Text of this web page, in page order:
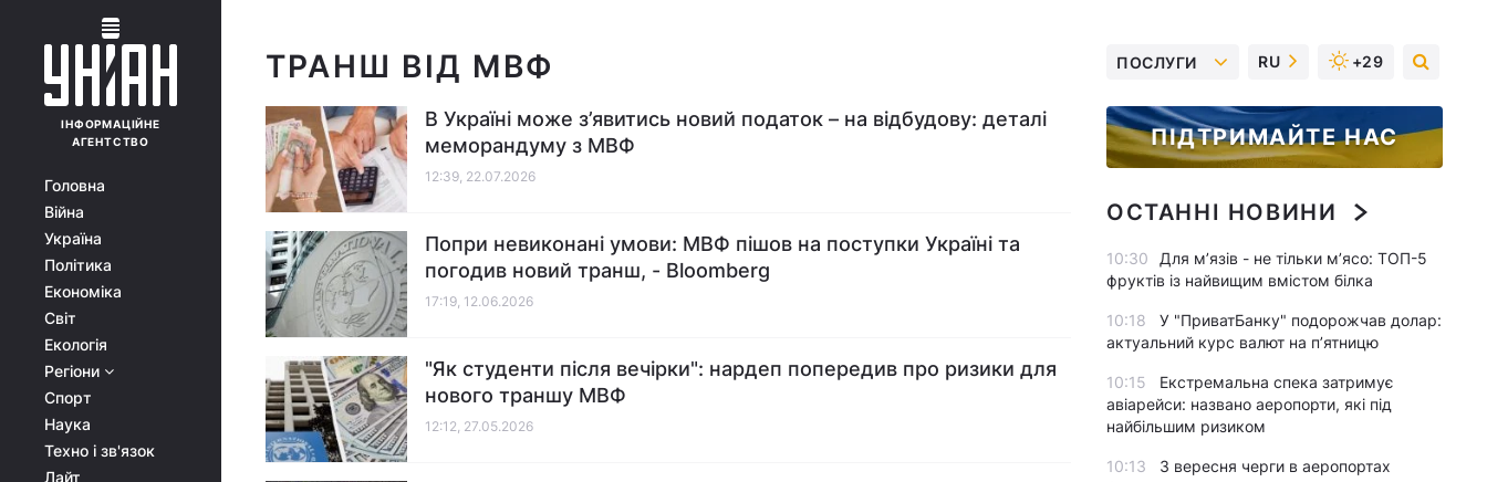
ІНФОРМАЦІЙНЕ
АГЕНТСТВО
Головна
Війна
Україна
Політика
Економіка
Світ
Екологія
Регіони
Спорт
Наука
Техно і зв'язок
Лайт
ТРАНШ ВІД МВФ
В Україні може з’явитись новий податок – на відбудову: деталі
меморандуму з МВФ
12:39, 22.07.2026
Попри невиконані умови: МВФ пішов на поступки Україні та
погодив новий транш, - Bloomberg
17:19, 12.06.2026
"Як студенти після вечірки": нардеп попередив про ризики для
нового траншу МВФ
12:12, 27.05.2026
ПОСЛУГИ RU +29
ПІДТРИМАЙТЕ НАС
ОСТАННІ НОВИНИ
10:30
Для м’язів - не тільки м’ясо: ТОП-5
фруктів із найвищим вмістом білка
10:18
У "ПриватБанку" подорожчав долар:
актуальний курс валют на п’ятницю
10:15
Екстремальна спека затримує
авіарейси: названо аеропорти, які під
найбільшим ризиком
10:13
З вересня черги в аеропортах